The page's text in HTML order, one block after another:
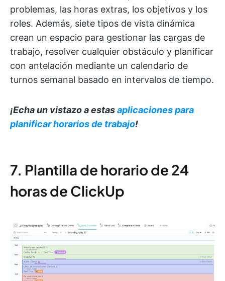
problemas, las horas extras, los objetivos y los
roles. Además, siete tipos de vista dinámica
crean un espacio para gestionar las cargas de
trabajo, resolver cualquier obstáculo y planificar
con antelación mediante un calendario de
turnos semanal basado en intervalos de tiempo.
¡Echa un vistazo a estasaplicaciones para
planificar horarios de trabajo!
7. Plantilla de horario de 24
horas de ClickUp